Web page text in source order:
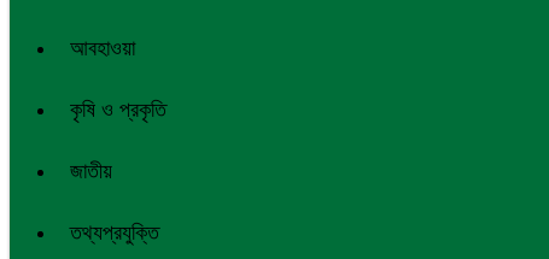
আবহাওয়া
কৃষি ও প্রকৃতি
জাতীয়
তথ্যপ্রযুক্তি